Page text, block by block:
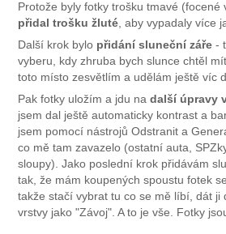
Protože byly fotky trošku tmavé (focené
přidal trošku žluté , aby vypadaly více
Další krok bylo přidání sluneční záře -
vyberu, kdy zhruba bych slunce chtěl
toto místo zesvětlím a udělám ještě víc
Pak fotky uložím a jdu nadalší úpravy
jsem dal ještě automaticky kontrast a
jsem pomocí nástrojů Odstranit a
co mě tam zavazelo (ostatní auta,
sloupy). Jako poslední krok přidávám
tak, že mám koupených spoustu fotek
takže stačí vybrat tu co se mě líbí, dát ji
vrstvy jako "Závoj". A to je vše. Fotky